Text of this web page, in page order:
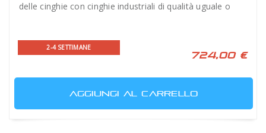
delle cinghie con cinghie industriali di qualità uguale o
2-4 SETTIMANE
724,00 €
AGGIUNGI AL CARRELLO